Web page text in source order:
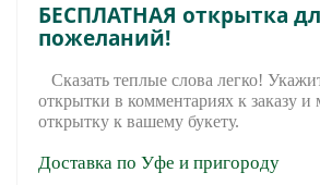
БЕСПЛАТНАЯ открытка
пожеланий!
Сказать теплые слова легко!
открытки в комментариях к заказу
открытку к вашему букету.
Доставка по Уфе и пригороду